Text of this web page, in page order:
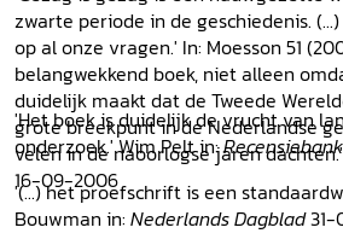
zwarte periode in de geschiedenis.
op al onze vragen.' In: Moesson 51
belangwekkend boek, niet alleen
duidelijk maakt dat de Tweede
grote breekpunt in de Nederlandse
velen in de naoorlogse jaren
16-09-2006
'Het boek is duidelijk de vrucht van
onderzoek.' Wim Pelt in:
'(...) het proefschrift is een
Bouwman in: Nederlands Dagblad